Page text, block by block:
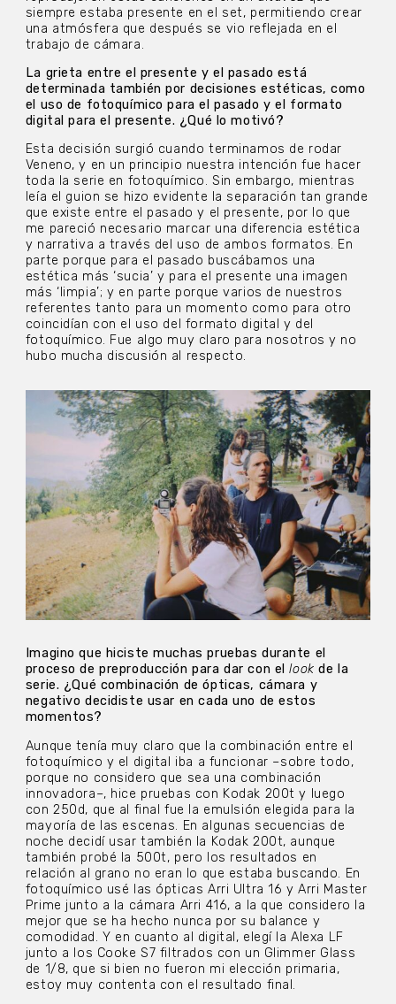
siempre estaba presente en el set, permitiendo crear
una atmósfera que después se vio reflejada en el
trabajo de cámara.
La grieta entre el presente y el pasado está
determinada también por decisiones estéticas, como
el uso de fotoquímico para el pasado y el formato
digital para el presente. ¿Qué lo motivó?
Esta decisión surgió cuando terminamos de rodar
Veneno, y en un principio nuestra intención fue hacer
toda la serie en fotoquímico. Sin embargo, mientras
leía el guion se hizo evidente la separación tan grande
que existe entre el pasado y el presente, por lo que
me pareció necesario marcar una diferencia estética
y narrativa a través del uso de ambos formatos. En
parte porque para el pasado buscábamos una
estética más ‘sucia’ y para el presente una imagen
más ‘limpia’; y en parte porque varios de nuestros
referentes tanto para un momento como para otro
coincidían con el uso del formato digital y del
fotoquímico. Fue algo muy claro para nosotros y no
hubo mucha discusión al respecto.
Imagino que hiciste muchas pruebas durante el
proceso de preproducción para dar con ellookde la
serie. ¿Qué combinación de ópticas, cámara y
negativo decidiste usar en cada uno de estos
momentos?
Aunque tenía muy claro que la combinación entre el
fotoquímico y el digital iba a funcionar –sobre todo,
porque no considero que sea una combinación
innovadora–, hice pruebas con Kodak 200t y luego
con 250d, que al final fue la emulsión elegida para la
mayoría de las escenas. En algunas secuencias de
noche decidí usar también la Kodak 200t, aunque
también probé la 500t, pero los resultados en
relación al grano no eran lo que estaba buscando. En
fotoquímico usé las ópticas Arri Ultra 16 y Arri Master
Prime junto a la cámara Arri 416, a la que considero la
mejor que se ha hecho nunca por su balance y
comodidad. Y en cuanto al digital, elegí la Alexa LF
junto a los Cooke S7 filtrados con un Glimmer Glass
de 1/8, que si bien no fueron mi elección primaria,
estoy muy contenta con el resultado final.